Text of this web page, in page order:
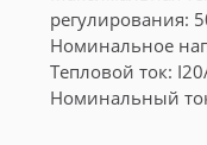
регулирования:
Номинальное
Тепловой ток:
Номинальный